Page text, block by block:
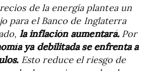
de la energía plantea un
para el Banco de Inglaterra
la inflación aumentará.Por
ya debilitada se enfrenta a
Esto reduce el riesgo de